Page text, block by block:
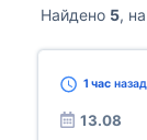
Найдено 5,
1 час назад
13.08